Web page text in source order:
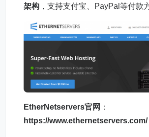
架构 ，支持支付宝、PayPal等付款
EtherNetservers官网 ：
https://www.ethernetservers.com/